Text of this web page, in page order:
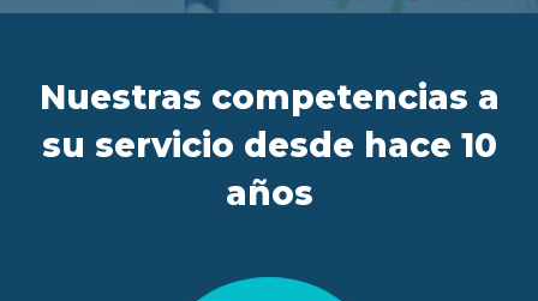
Nuestras competencias a
su servicio desde hace 10
años